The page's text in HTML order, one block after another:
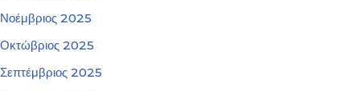
Νοέμβριος 2025
Οκτώβριος 2025
Σεπτέμβριος 2025